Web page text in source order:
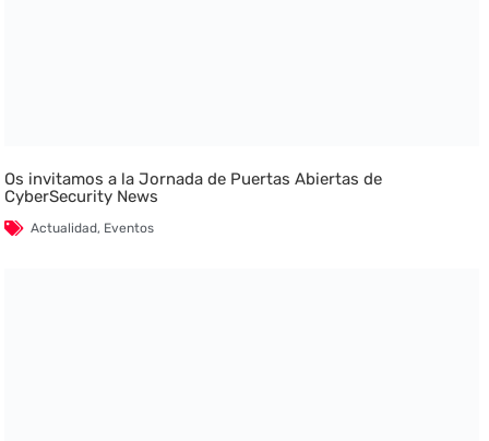
Os invitamos a la Jornada de Puertas Abiertas de
CyberSecurity News
Actualidad, Eventos